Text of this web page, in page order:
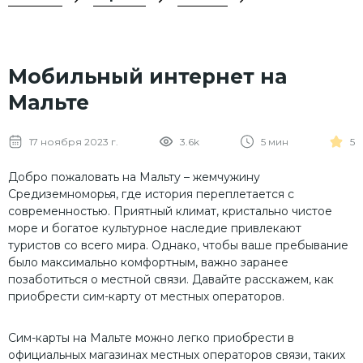
Мобильный интернет на
Мальте
17 ноября 2023 г. 3.6k 5 мин 5
Добро пожаловать на Мальту – жемчужину
Средиземноморья, где история переплетается с
современностью. Приятный климат, кристально чистое
море и богатое культурное наследие привлекают
туристов со всего мира. Однако, чтобы ваше пребывание
было максимально комфортным, важно заранее
позаботиться о местной связи. Давайте расскажем, как
приобрести сим-карту от местных операторов.
Сим-карты на Мальте можно легко приобрести в
официальных магазинах местных операторов связи, таких